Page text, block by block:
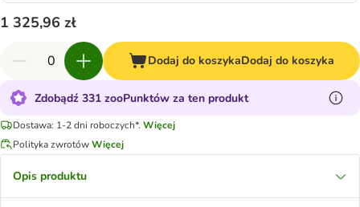
1 325,96 zł
Dodaj do koszykaDodaj do koszyka
Zdobądź 331 zooPunktów za ten produkt
Dostawa: 1-2 dni roboczych*. Więcej
Polityka zwrotówWięcej
Opis produktu